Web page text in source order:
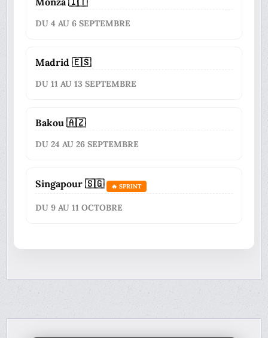
DU 4 AU 6 SEPTEMBRE
Madrid 🇪🇸
DU 11 AU 13 SEPTEMBRE
Bakou 🇦🇿
DU 24 AU 26 SEPTEMBRE
Singapour 🇸🇬 🔥 SPRINT
DU 9 AU 11 OCTOBRE